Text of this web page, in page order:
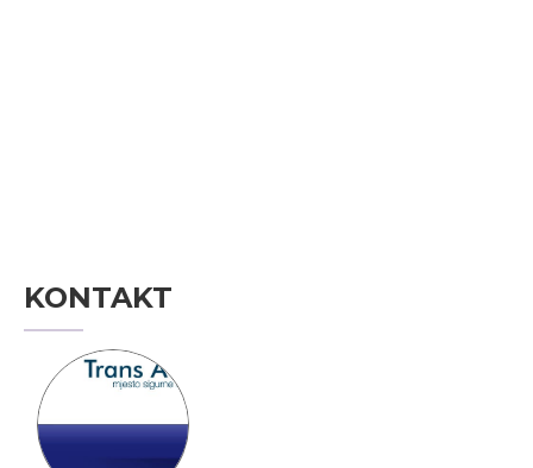
KONTAKT